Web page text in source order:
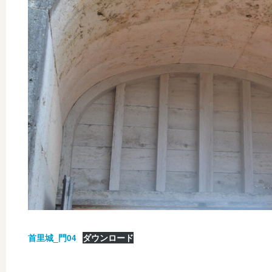
首里城_門04 ダウンロード